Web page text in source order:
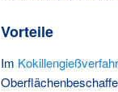
Vorteile
Im